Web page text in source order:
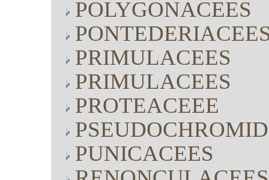
POLYGONACEES
PRIMULACEES
PRIMULACEES
PROTEACEEE
PUNICACEES